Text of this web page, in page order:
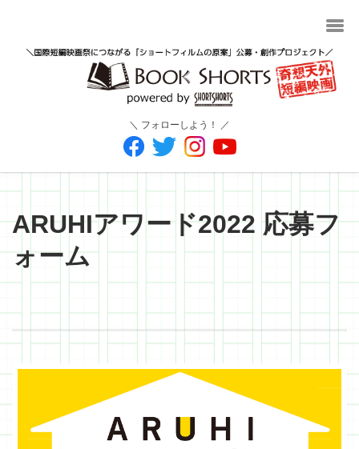
＼ フォローしよう！ ／
ARUHIアワード2022 応募フ
ォーム